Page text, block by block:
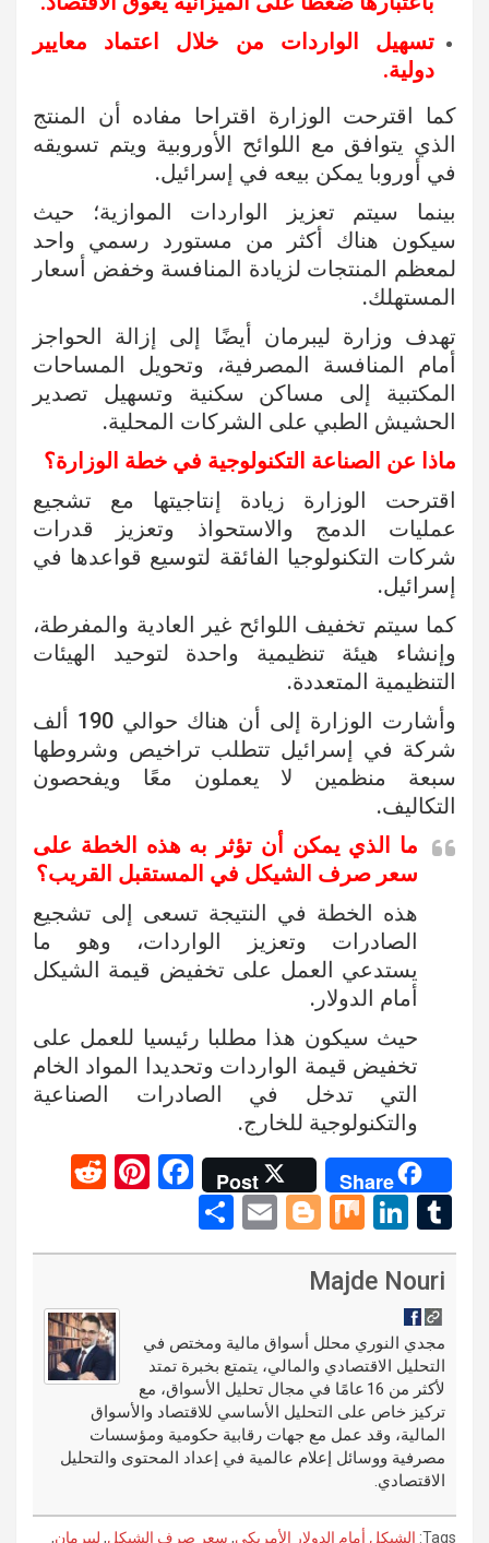
تسهيل الواردات من خلال اعتماد معايير
دولية.
كما اقترحت الوزارة اقتراحا مفاده أن المنتج
الذي يتوافق مع اللوائح الأوروبية ويتم تسويقه
في أوروبا يمكن بيعه في إسرائيل.
بينما سيتم تعزيز الواردات الموازية؛ حيث
سيكون هناك أكثر من مستورد رسمي واحد
لمعظم المنتجات لزيادة المنافسة وخفض أسعار
المستهلك.
تهدف وزارة ليبرمان أيضًا إلى إزالة الحواجز
أمام المنافسة المصرفية، وتحويل المساحات
المكتبية إلى مساكن سكنية وتسهيل تصدير
الحشيش الطبي على الشركات المحلية.
ماذا عن الصناعة التكنولوجية في خطة الوزارة؟
اقترحت الوزارة زيادة إنتاجيتها مع تشجيع
عمليات الدمج والاستحواذ وتعزيز قدرات
شركات التكنولوجيا الفائقة لتوسيع قواعدها في
إسرائيل.
كما سيتم تخفيف اللوائح غير العادية والمفرطة،
وإنشاء هيئة تنظيمية واحدة لتوحيد الهيئات
التنظيمية المتعددة.
وأشارت الوزارة إلى أن هناك حوالي 190 ألف
شركة في إسرائيل تتطلب تراخيص وشروطها
سبعة منظمين لا يعملون معًا ويفحصون
التكاليف.
ما الذي يمكن أن تؤثر به هذه الخطة على
سعر صرف الشيكل في المستقبل القريب؟
هذه الخطة في النتيجة تسعى إلى تشجيع
الصادرات وتعزيز الواردات، وهو ما
يستدعي العمل على تخفيض قيمة الشيكل
أمام الدولار.
حيث سيكون هذا مطلبا رئيسيا للعمل على
تخفيض قيمة الواردات وتحديدا المواد الخام
التي تدخل في الصادرات الصناعية
والتكنولوجية للخارج.
Share
Post
F
ce
o
k
Pi
er
t
d
t
T
u
m
bl
r
Li
n
ke
n
M
ix
Bl
o
er
E
m
h
Majde Nouri
مجدي النوري محلل أسواق مالية ومختص في
التحليل الاقتصادي والمالي، يتمتع بخبرة تمتد
لأكثر من 16 عامًا في مجال تحليل الأسواق، مع
تركيز خاص على التحليل الأساسي للاقتصاد والأسواق
المالية، وقد عمل مع جهات رقابية حكومية ومؤسسات
مصرفية ووسائل إعلام عالمية في إعداد المحتوى والتحليل
الاقتصادي.
Tags: الشيكل أمام الدولار الأمريكي, سعر صرف الشيكل, ليبرمان,